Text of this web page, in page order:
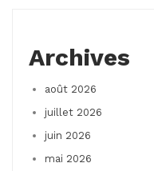
Archives
août 2026
juillet 2026
juin 2026
mai 2026